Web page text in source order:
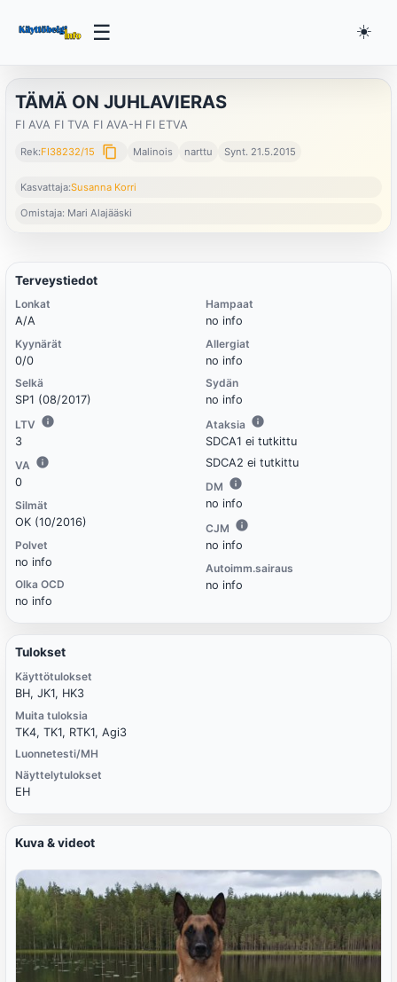
☰ ☀️
TÄMÄ ON JUHLAVIERAS
FI AVA FI TVA FI AVA-H FI ETVA
Rek:FI38232/15 content_copy Malinois narttu Synt. 21.5.2015
Kasvattaja:Susanna Korri
Omistaja: Mari Alajääski
Terveystiedot
Lonkat
A/A
Kyynärät
0/0
Selkä
SP1 (08/2017)
LTV
3
VA
0
Silmät
OK (10/2016)
Polvet
no info
Olka OCD
no info
Hampaat
no info
Allergiat
no info
Sydän
no info
Ataksia
SDCA1 ei tutkittu
SDCA2 ei tutkittu
DM
no info
CJM
no info
Autoimm.sairaus
no info
Tulokset
Käyttötulokset
BH, JK1, HK3
Muita tuloksia
TK4, TK1, RTK1, Agi3
Luonnetesti/MH
Näyttelytulokset
EH
Kuva & videot